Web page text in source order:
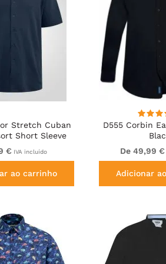
Stretch Cuban
Short Sleeve
Navy
€ IVA incluído
ao carrinho
D555 Corbin
De 49,99 €
Adicionar